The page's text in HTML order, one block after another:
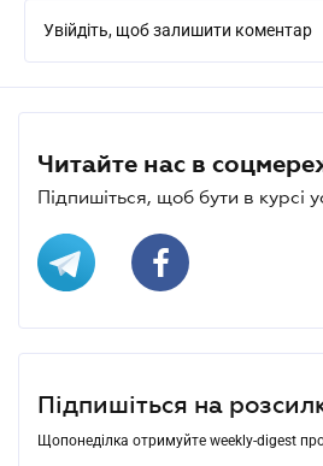
Увійдіть, щоб залишити коментар
Читайте нас в
Підпишіться, щоб бути в курсі
Підпишіться на
Щопонеділка отримуйте weekly-digest про